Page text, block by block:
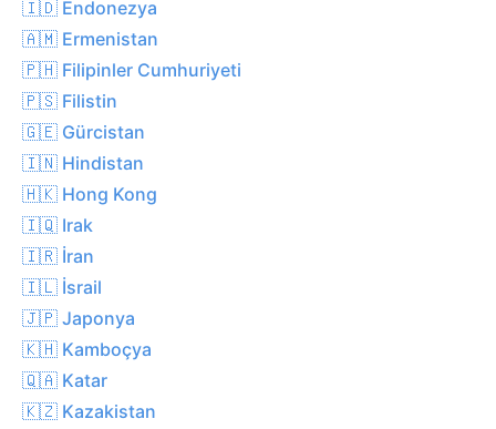
🇮🇩 Endonezya
🇦🇲 Ermenistan
🇵🇭 Filipinler Cumhuriyeti
🇵🇸 Filistin
🇬🇪 Gürcistan
🇮🇳 Hindistan
🇭🇰 Hong Kong
🇮🇶 Irak
🇮🇷 İran
🇮🇱 İsrail
🇯🇵 Japonya
🇰🇭 Kamboçya
🇶🇦 Katar
🇰🇿 Kazakistan